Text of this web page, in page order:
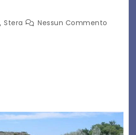
Stera Nessun Commento